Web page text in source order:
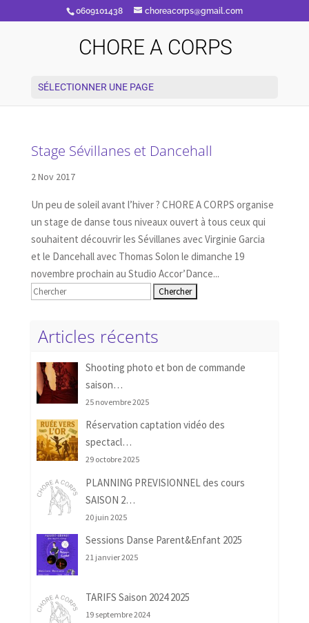
0609101438 choreacorps@gmail.com
CHORE A CORPS
SÉLECTIONNER UNE PAGE
Stage Sévillanes et Dancehall
2 Nov 2017
Un peu de soleil avant l’hiver ? CHORE A CORPS organise
un stage de danse tous niveaux ouvert à tous ceux qui
souhaitent découvrir les Sévillanes avec Virginie Garcia
et le Dancehall avec Thomas Solon le dimanche 19
novembre prochain au Studio Accor’Dance...
Rechercher:
Articles récents
Shooting photo et bon de commande
saison…
25 novembre 2025
Réservation captation vidéo des
spectacl…
29 octobre 2025
PLANNING PREVISIONNEL des cours
SAISON 2…
20 juin 2025
Sessions Danse Parent&Enfant 2025
21 janvier 2025
TARIFS Saison 2024 2025
19 septembre 2024